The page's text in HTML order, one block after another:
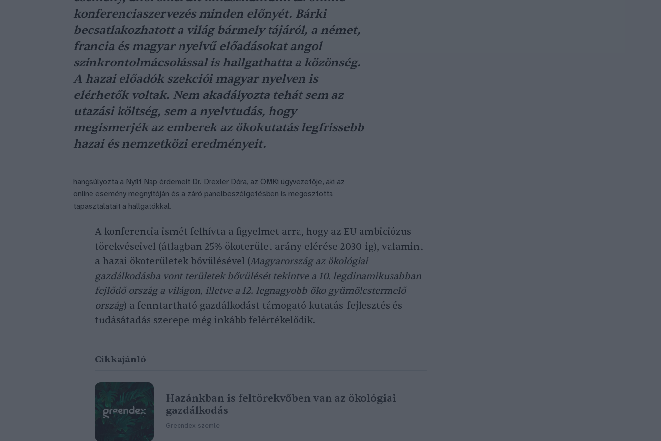
konferenciaszervezés minden előnyét. Bárki
becsatlakozhatott a világ bármely tájáról, a német,
francia és magyar nyelvű előadásokat angol
szinkrontolmácsolással is hallgathatta a közönség.
A hazai előadók szekciói magyar nyelven is
elérhetők voltak. Nem akadályozta tehát sem az
utazási költség, sem a nyelvtudás, hogy
megismerjék az emberek az ökokutatás legfrissebb
hazai és nemzetközi eredményeit.
hangsúlyozta a Nyílt Nap érdemeit Dr. Drexler Dóra, az ÖMKi ügyvezetője, aki az
online esemény megnyitóján és a záró panelbeszélgetésben is megosztotta
tapasztalatait a hallgatókkal.
A konferencia ismét felhívta a figyelmet arra, hogy az EU ambiciózus
törekvéseivel (átlagban 25% ökoterület arány elérése 2030-ig), valamint
a hazai ökoterületek bővülésével (Magyarország az ökológiai
gazdálkodásba vont területek bővülését tekintve a 10. legdinamikusabban
fejlődő ország a világon, illetve a 12. legnagyobb öko gyümölcstermelő
ország) a fenntartható gazdálkodást támogató kutatás-fejlesztés és
tudásátadás szerepe még inkább felértékelődik.
Cikkajánló
Hazánkban is feltörekvőben van az ökológiai
gazdálkodás
Greendex szemle